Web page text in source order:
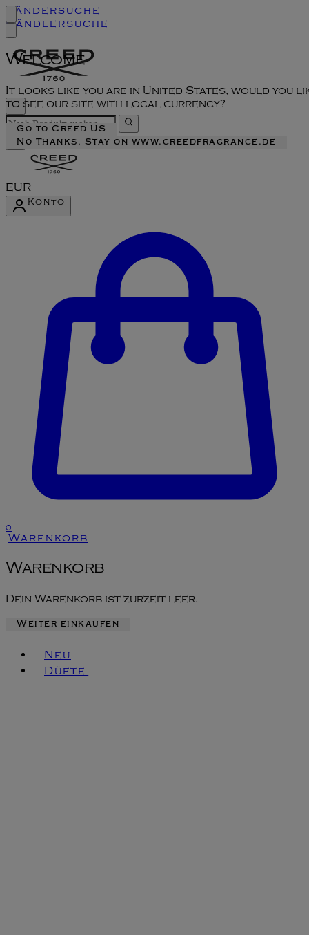
Welcome
It looks like you are in United States, would you
to see our site with local currency?
Go to Creed US
No Thanks, Stay on www.creedfragrance.de
Ländersuche
Händlersuche
EUR
Konto
0
Warenkorb
Warenkorb
Dein Warenkorb ist zurzeit leer.
Weiter einkaufen
Neu
Düfte